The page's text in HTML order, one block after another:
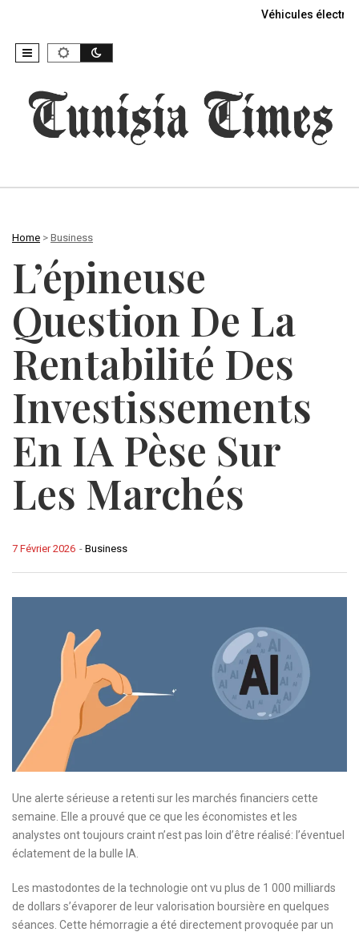
Véhicules
Home > Business
L’épineuse
Question De La
Rentabilité Des
Investissements
En IA Pèse Sur
Les Marchés
- Business
7 Février 2026
Une alerte sérieuse a retenti sur les marchés financiers cette
semaine. Elle a prouvé que ce que les économistes et les
analystes ont toujours craint n’est pas loin d’être réalisé: l’éventuel
éclatement de la bulle IA.
Les mastodontes de la technologie ont vu plus de 1 000 milliards
de dollars s’évaporer de leur valorisation boursière en quelques
séances. Cette hémorragie a été directement provoquée par un